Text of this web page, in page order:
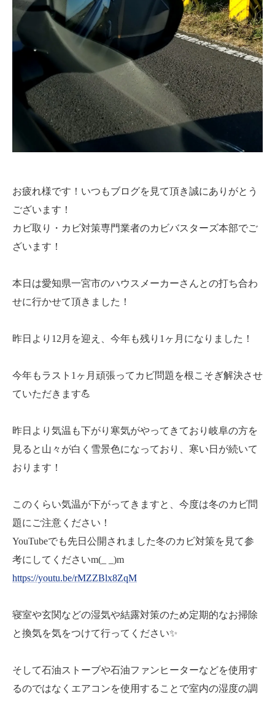
お疲れ様です！いつもブログを見て頂き誠にありがとう
ございます！
カビ取り・カビ対策専門業者のカビバスターズ本部でご
ざいます！
本日は愛知県一宮市のハウスメーカーさんとの打ち合わ
せに行かせて頂きました！
昨日より12月を迎え、今年も残り1ヶ月になりました！
今年もラスト1ヶ月頑張ってカビ問題を根こそぎ解決させ
ていただきます💪
昨日より気温も下がり寒気がやってきており岐阜の方を
見ると山々が白く雪景色になっており、寒い日が続いて
おります！
このくらい気温が下がってきますと、今度は冬のカビ問
題にご注意ください！
YouTubeでも先日公開されました冬のカビ対策を見て参
考にしてくださいm(_ _)m
https://youtu.be/rMZZBlx8ZqM
寝室や玄関などの湿気や結露対策のため定期的なお掃除
と換気を気をつけて行ってください✨
そして石油ストーブや石油ファンヒーターなどを使用す
るのではなくエアコンを使用することで室内の湿度の調